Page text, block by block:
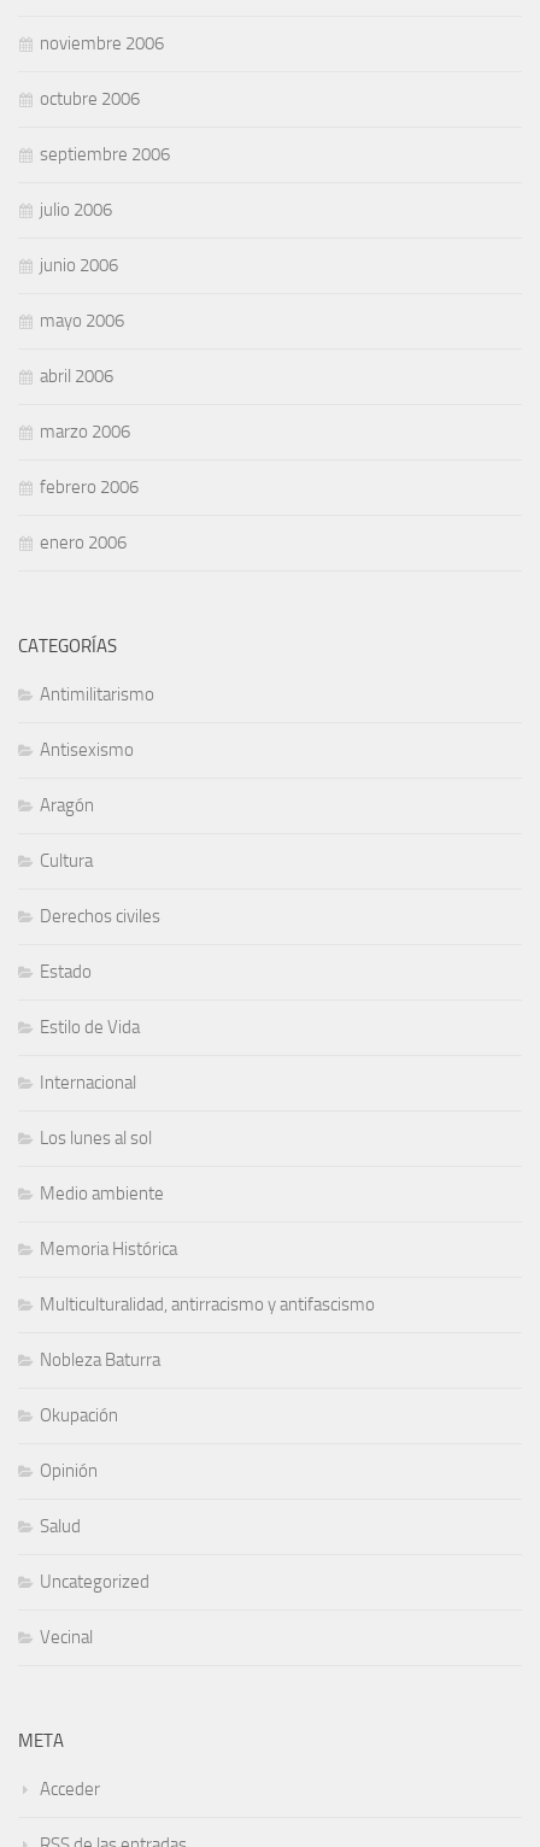
noviembre 2006
octubre 2006
septiembre 2006
julio 2006
junio 2006
mayo 2006
abril 2006
marzo 2006
febrero 2006
enero 2006
CATEGORÍAS
Antimilitarismo
Antisexismo
Aragón
Cultura
Derechos civiles
Estado
Estilo de Vida
Internacional
Los lunes al sol
Medio ambiente
Memoria Histórica
Multiculturalidad, antirracismo y antifascismo
Nobleza Baturra
Okupación
Opinión
Salud
Uncategorized
Vecinal
META
Acceder